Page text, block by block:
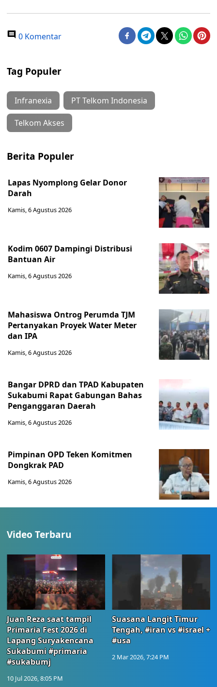
0 Komentar
Tag Populer
Infranexia PT Telkom Indonesia
Telkom Akses
Berita Populer
Lapas Nyomplong Gelar Donor
Darah
Kamis, 6 Agustus 2026
Kodim 0607 Dampingi Distribusi
Bantuan Air
Kamis, 6 Agustus 2026
Mahasiswa Ontrog Perumda TJM
Pertanyakan Proyek Water Meter
dan IPA
Kamis, 6 Agustus 2026
Bangar DPRD dan TPAD Kabupaten
Sukabumi Rapat Gabungan Bahas
Penganggaran Daerah
Kamis, 6 Agustus 2026
Pimpinan OPD Teken Komitmen
Dongkrak PAD
Kamis, 6 Agustus 2026
Video Terbaru
Juan Reza saat tampil
Primaria Fest 2026 di
Lapang Suryakencana
Sukabumi #primaria
#sukabumj
10 Jul 2026, 8:05 PM
Suasana Langit Timur
Tengah, #iran vs #israel +
#usa
2 Mar 2026, 7:24 PM